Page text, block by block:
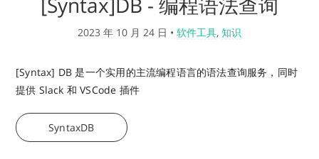
2023 年 10 月 24 日 • 软件工具, 知识
[Syntax] DB 是一个实用的主流编程语言的语法查询服务，同时
提供 Slack 和 VSCode 插件
SyntaxDB